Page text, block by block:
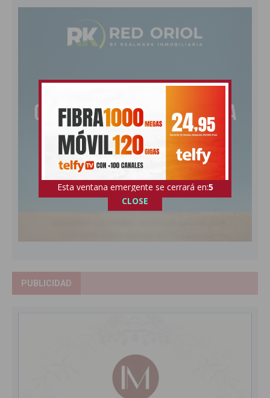
PUBLICIDAD
Esta ventana emergente se cerrará en:4
CLOSE